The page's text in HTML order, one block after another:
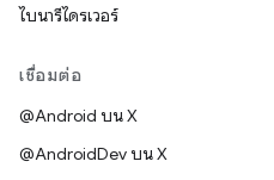
ไบนารีไดรเวอร์
เชื่อมต่อ
@Android บน X
@AndroidDev บน X